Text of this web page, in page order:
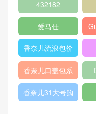
chanel中国官网
409487
chanel中国官网
432182
爱马仕